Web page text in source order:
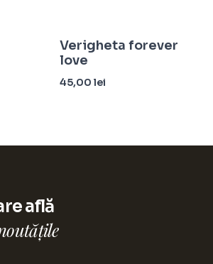
Verigheta forever
love
45,00 lei
află